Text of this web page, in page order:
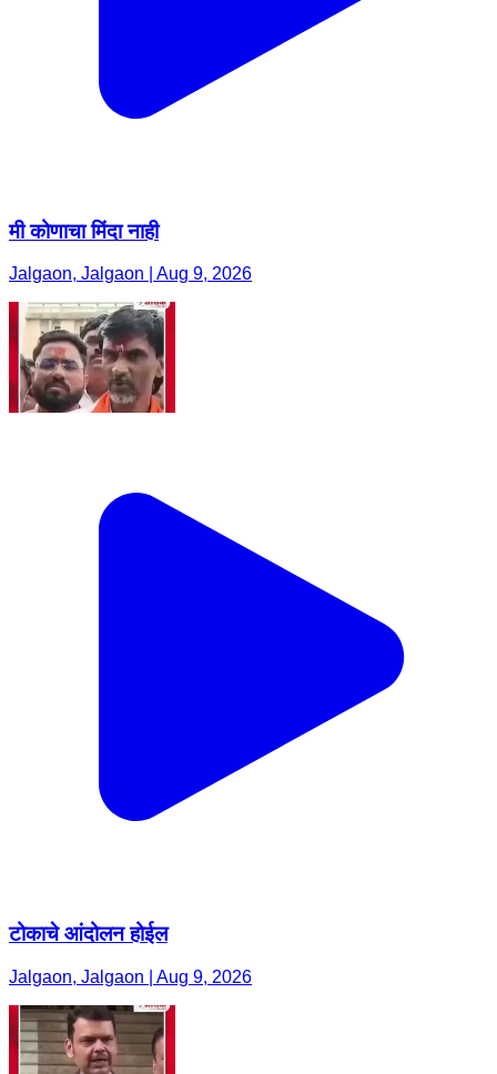
मी कोणाचा मिंदा नाही
Jalgaon, Jalgaon | Aug 9, 2026
टोकाचे आंदोलन होईल
Jalgaon, Jalgaon | Aug 9, 2026